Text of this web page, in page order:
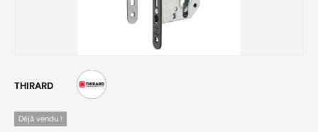
THIRARD
Déjà vendu !